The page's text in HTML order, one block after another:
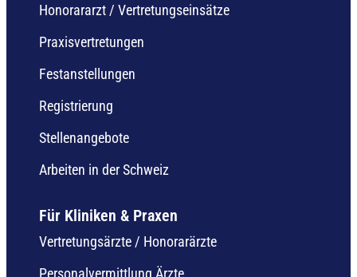
Honorararzt / Vertretungseinsätze
Praxisvertretungen
Festanstellungen
Registrierung
Stellenangebote
Arbeiten in der Schweiz
Für Kliniken & Praxen
Vertretungsärzte / Honorarärzte
Personalvermittlung Ärzte